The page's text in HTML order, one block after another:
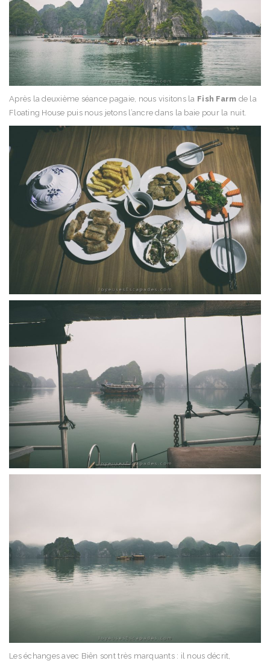
Après la deuxième séance pagaie, nous visitons la Fish Farm de la
Floating House puis nous jetons l’ancre dans la baie pour la nuit.
Les échanges avec Biên sont très marquants : il nous décrit,